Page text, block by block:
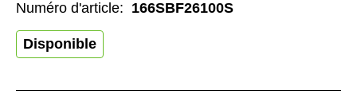
Disponible
Numéro d'article: 166SBF26100S